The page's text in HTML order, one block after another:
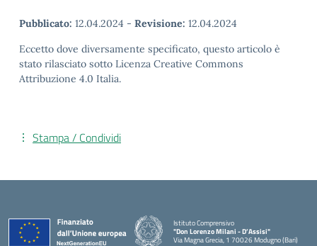
Pubblicato: 12.04.2024 - Revisione: 12.04.2024
Eccetto dove diversamente specificato, questo articolo è
stato rilasciato sotto Licenza Creative Commons
Attribuzione 4.0 Italia.
Stampa / Condividi
Istituto Comprensivo
"Don Lorenzo Milani - D’Assisi"
Via Magna Grecia, 1 70026 Modugno (Bari)